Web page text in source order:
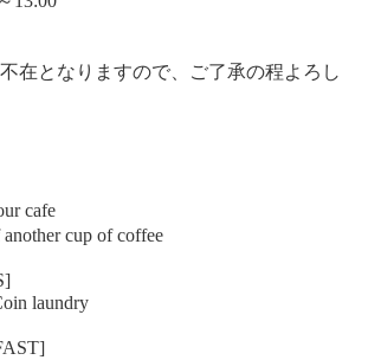
在となりますので、ご了承の程よろし
cafe
cup of coffee
laundry